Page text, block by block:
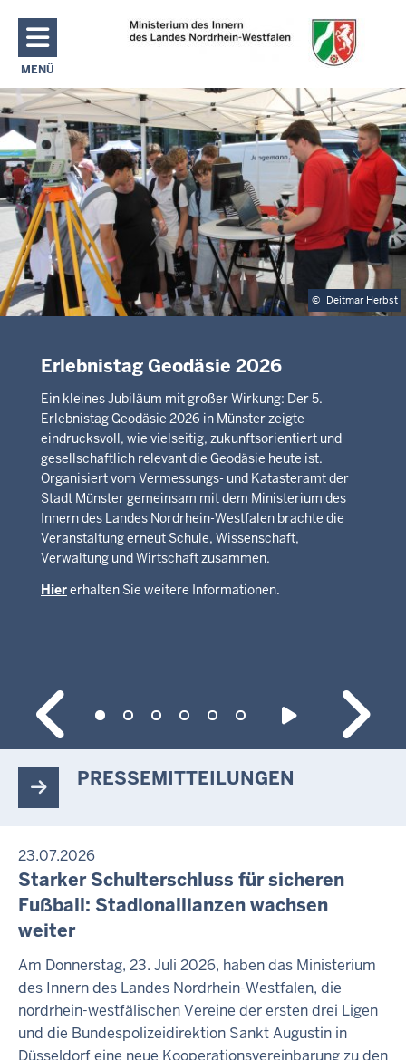
Direkt zum Inhalt
MENÜ
NAVIGATION AKTIVIEREN/DEAKTIVIEREN: MAIN MENU
© Deitmar Herbst
Erlebnistag Geodäsie 2026
Ein kleines Jubiläum mit großer Wirkung: Der 5.
Erlebnistag Geodäsie 2026 in Münster zeigte
eindrucksvoll, wie vielseitig, zukunftsorientiert und
gesellschaftlich relevant die Geodäsie heute ist.
Organisiert vom Vermessungs- und Katasteramt der
Stadt Münster gemeinsam mit dem Ministerium des
Innern des Landes Nordrhein-Westfalen brachte die
Veranstaltung erneut Schule, Wissenschaft,
Verwaltung und Wirtschaft zusammen.
Hiererhalten Sie weitere Informationen.
PRESSEMITTEILUNGEN
23.07.2026
Starker Schulterschluss für sicheren
Fußball: Stadionallianzen wachsen
weiter
Am Donnerstag, 23. Juli 2026, haben das Ministerium
des Innern des Landes Nordrhein-Westfalen, die
nordrhein-westfälischen Vereine der ersten drei Ligen
und die Bundespolizeidirektion Sankt Augustin in
Düsseldorf eine neue Kooperationsvereinbarung zu den